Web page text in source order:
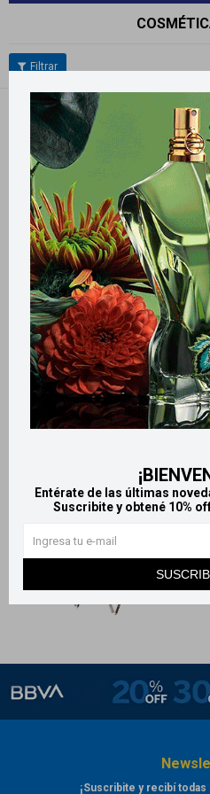
Entérate de las últimas
Suscribite y obtené 10%
Filtrando por: Cosmética Pupa
LlegaHOY
Llega en2 HS
Pupa Delineador en lápiz
¡Suscribite y recibí